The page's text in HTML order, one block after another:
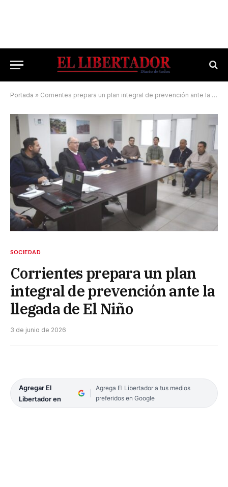
Portada » Corrientes prepara un plan integral de prevención ante la llegada de El Niño
SOCIEDAD
Corrientes prepara un plan
integral de prevención ante la
llegada de El Niño
3 de junio de 2026
Agregar El
Libertador en
Agrega El Libertador a tus medios
preferidos en Google